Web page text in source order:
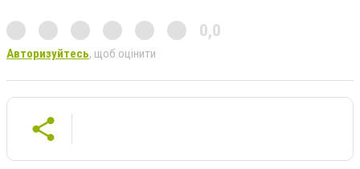
0,0
Авторизуйтесь, щоб оцінити